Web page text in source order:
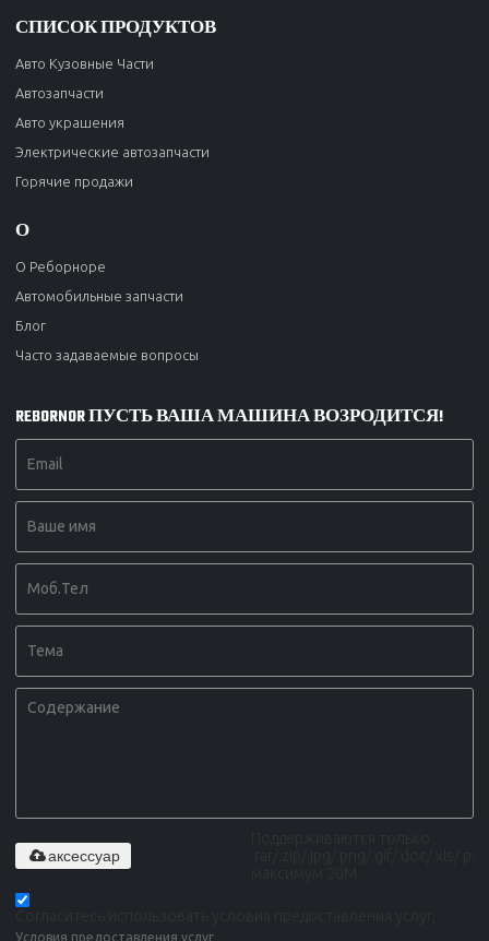
СПИСОК ПРОДУКТОВ
Авто Кузовные Части
Автозапчасти
Авто украшения
Электрические автозапчасти
Горячие продажи
О
О Реборноре
Автомобильные запчасти
Блог
Часто задаваемые вопросы
REBORNOR ПУСТЬ ВАША МАШИНА ВОЗРОДИТСЯ!
аксессуар
Условия предоставления услуг